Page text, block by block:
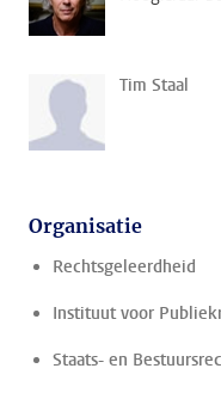
Tim Staal
Organisatie
Rechtsgeleerdheid
Instituut voor
Staats- en